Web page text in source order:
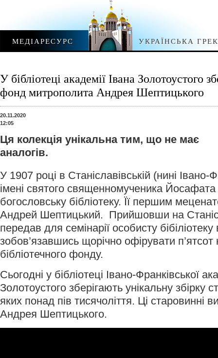
МЕДІАРЕСУРС УКРАЇНСЬКА
У бібліотеці академії Івана Золотоустого
фонд митрополита Андрея Шептицького
20.11.2020
12:05
Ця колекція унікальна тим, що не має
аналогів.
У 1907 році в Станіславівській (нині Івано-
імені святого священномученика
богословську бібліотеку. Її першим
Андрей Шептицький. Прийшовши на
передав для семінарії особисту бібіліотеку
зобов’язавшись щорічно офірувати
бібліотечного фонду.
Сьогодні у бібліотеці Івано-Франківської
Золотоустого зберігають унікальну збірку
яких понад пів тисячоліття. Ці старовинні
Андрея Шептицького.